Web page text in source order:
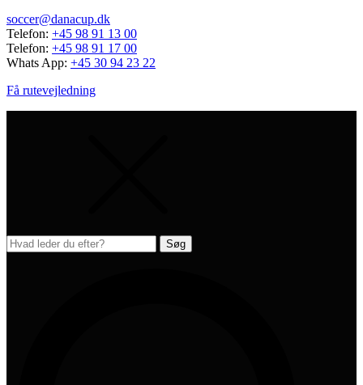
soccer@danacup.dk
Telefon: +45 98 91 13 00
Telefon: +45 98 91 17 00
Whats App: +45 30 94 23 22
Få rutevejledning